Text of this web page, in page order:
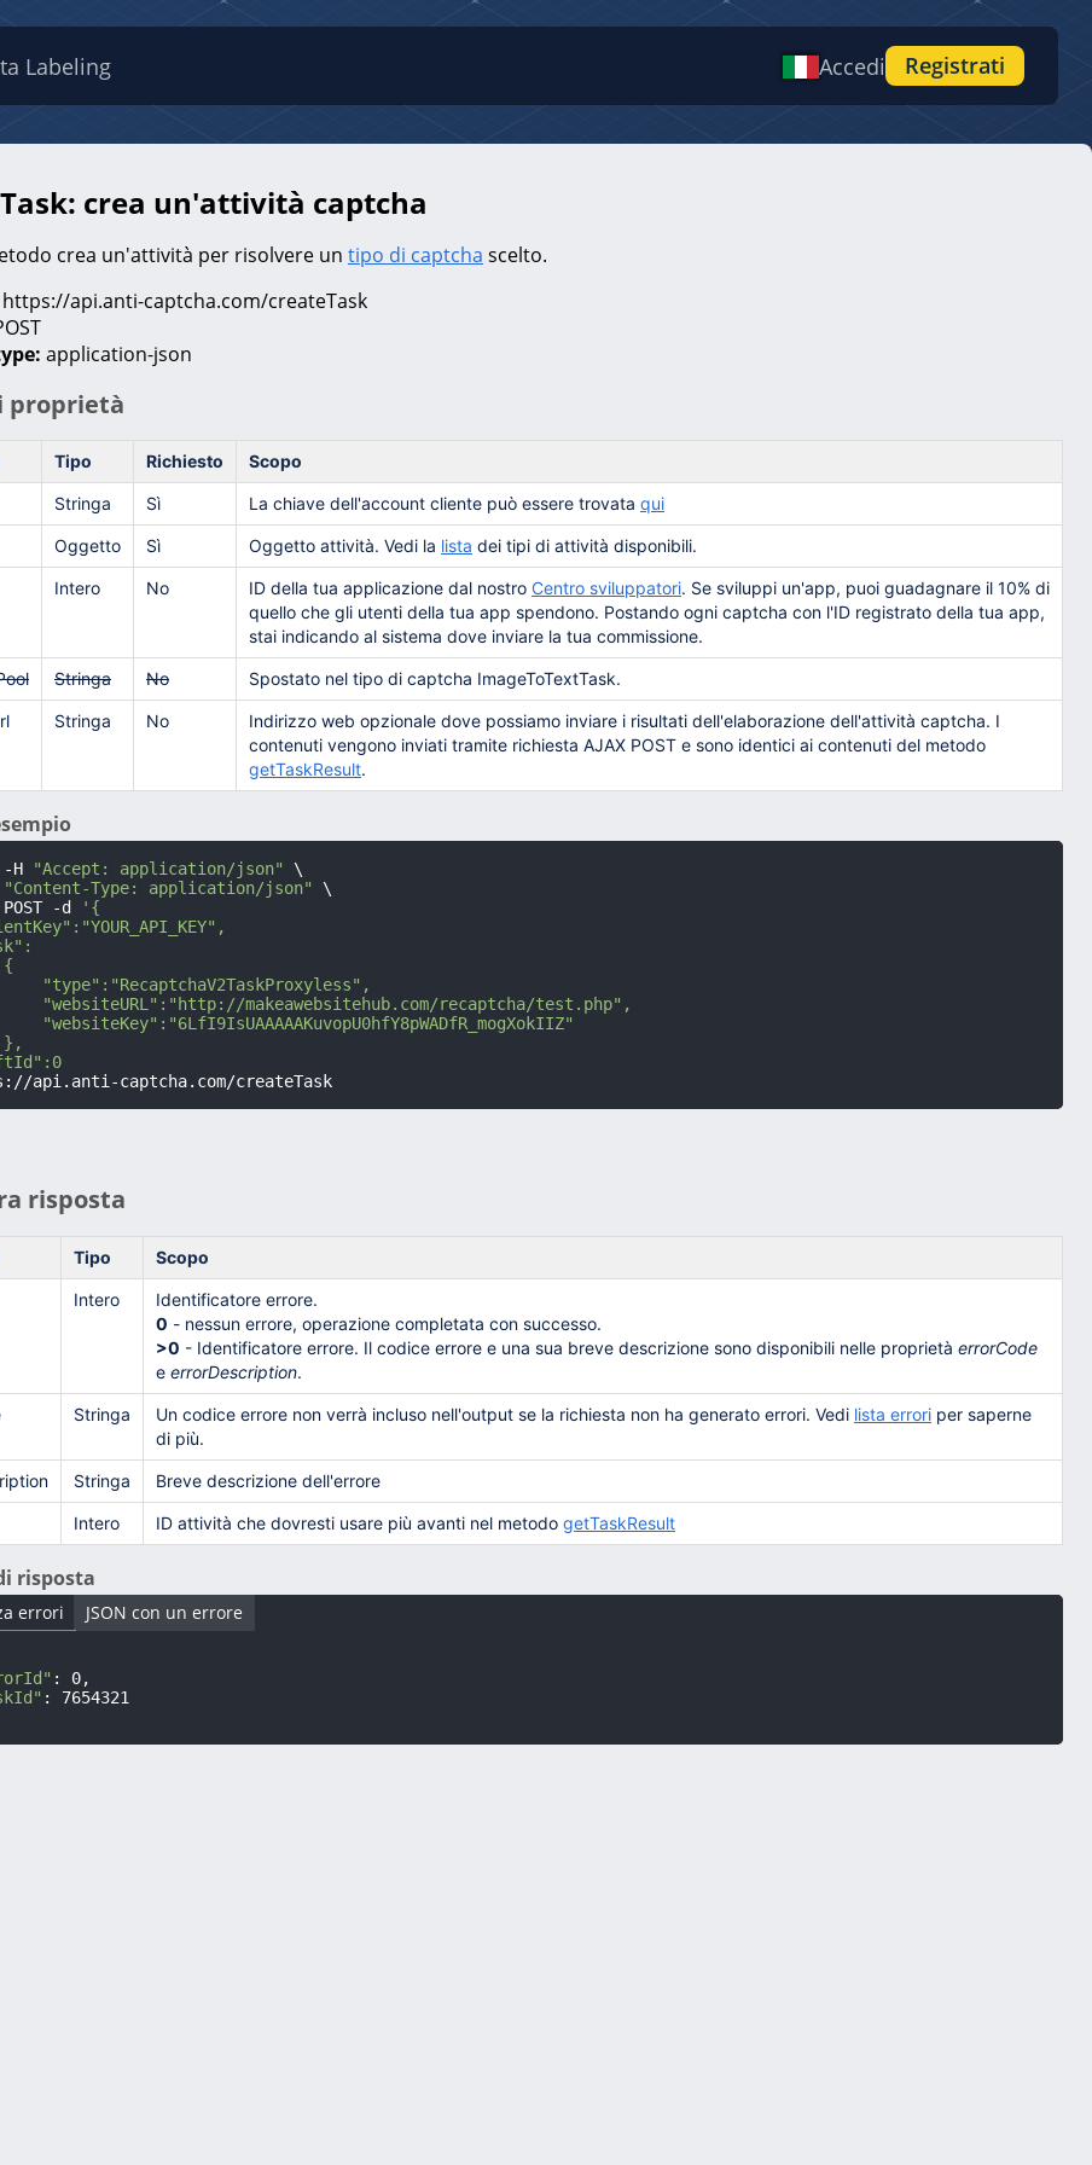
Labeling Accedi Registrati
crea un'attività captcha
crea un'attività per risolvere un tipo di captcha scelto.
https://api.anti-captcha.com/createTask
application-json
proprietà
Tipo Richiesto Scopo
Stringa Sì La chiave dell'account cliente può essere trovata qui
Oggetto Sì Oggetto attività. Vedi la lista dei tipi di attività disponibili.
Intero No ID della tua applicazione dal nostro Centro sviluppatori. Se sviluppi un'app, puoi guadagnare il 10% di
quello che gli utenti della tua app spendono. Postando ogni captcha con l'ID registrato della tua app,
stai indicando al sistema dove inviare la tua commissione.
Stringa No Spostato nel tipo di captcha ImageToTextTask.
Stringa No
Indirizzo web opzionale dove possiamo inviare i risultati dell'elaborazione dell'attività captcha. I
contenuti vengono inviati tramite richiesta AJAX POST e sono identici ai contenuti del metodo
getTaskResult.
H "Accept: application/json"
\
"Content-Type: application/json"
\
-d
'{
"type":"RecaptchaV2TaskProxyless",
"websiteURL":"http://makeawebsitehub.com/recaptcha/test.php",
"websiteKey":"6LfI9IsUAAAAAKuvopU0hfY8pWADfR_mogXokIIZ"
api.anti-captcha.com/createTask
risposta
Tipo Scopo
Intero
Identificatore errore.
0 - nessun errore, operazione completata con successo.
>0 - Identificatore errore. Il codice errore e una sua breve descrizione sono disponibili nelle proprietà errorCode
e errorDescription.
Stringa Un codice errore non verrà incluso nell'output se la richiesta non ha generato errori. Vedi lista errori per saperne
di più.
Stringa Breve descrizione dell'errore
Intero ID attività che dovresti usare più avanti nel metodo getTaskResult
risposta
errori JSON con un errore
: 0,
: 7654321